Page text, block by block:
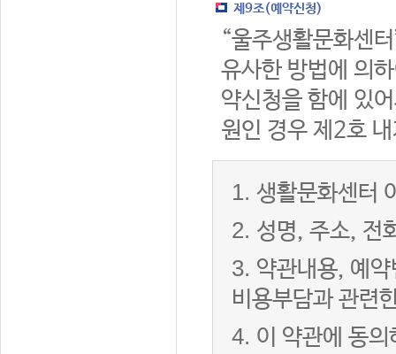
제9조(예약신청)
“울주생활문화센
유사한 방법에 의
약신청을 함에 있
원인 경우 제2호
1. 생활문화센터
2. 성명, 주소, 전
3. 약관내용, 예
비용부담과 관련
4. 이 약관에 동